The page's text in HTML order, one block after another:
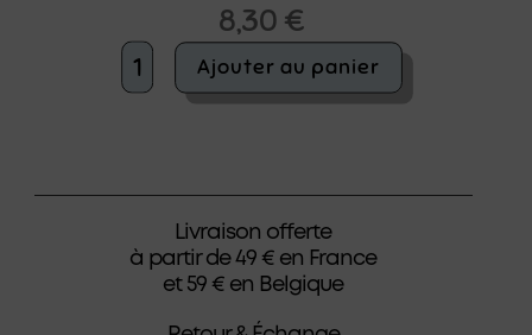
en
Provence
8,30 €
quantité
de
-
Provence
Ajouter au panier
Livraison offerte
à partir de 49 € en France
et 59 € en Belgique